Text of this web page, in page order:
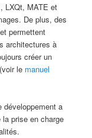
LXQt, MATE et
De plus, des
permettent
architectures à
créer un
le manuel
développement a
prise en charge